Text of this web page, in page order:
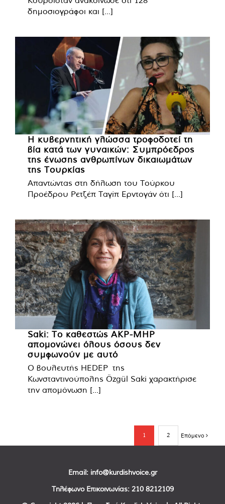
δημοσιογράφοι και [...]
Η κυβερνητική γλώσσα τροφοδοτεί τη
βία κατά των γυναικών: Συμπρόεδρος
της ένωσης ανθρωπίνων δικαιωμάτων
της Τουρκίας
Απαντώντας στη δήλωση του Τούρκου
Προέδρου Ρετζέπ Ταγίπ Ερντογάν ότι [...]
Saki: Το καθεστώς AKP-MHP
απομονώνει όλους όσους δεν
συμφωνούν με αυτό
Ο βουλευτής HEDEP της
Κωνσταντινούπολης Özgül Saki χαρακτήρισε
την απομόνωση [...]
1 2 Επόμενο
Email: info@kurdishvoice.gr
Τηλέφωνο Επικοινωνίας: 210 8212109